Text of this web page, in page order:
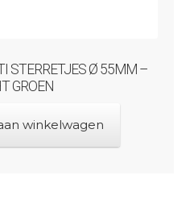
STERRETJES Ø 55MM –
GROEN
winkelwagen